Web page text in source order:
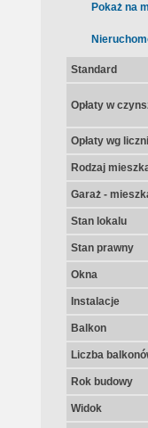
Pokaż na
Standard
Opłaty w
Opłaty wg
Rodzaj
Garaż -
Stan lokalu
Stan prawny
Okna
Instalacje
Balkon
Liczba
Rok budowy
Widok